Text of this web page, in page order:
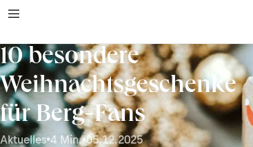
10 besondere
Weihnachtsgeschenke
für Berg-Fans
Aktuelles•4 Min.•05.12.2025